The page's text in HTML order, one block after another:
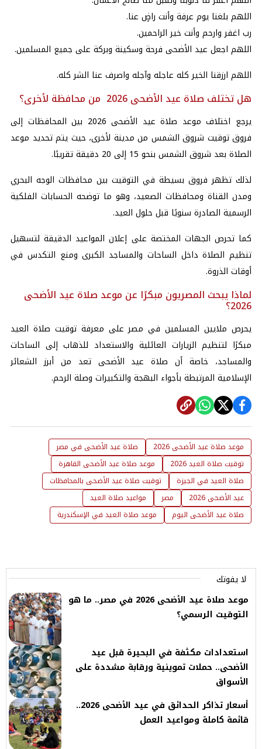
اللهم بلغنا يوم عرفة وأنت راضٍ عنا.
رب اغفر وارحم وأنت خير الراحمين.
اللهم اجعل عيد الأضحى فرحة وسكينة وبركة على جميع المسلمين.
اللهم ارزقنا الخير كله عاجله وآجله واصرف عنا الشر كله.
هل تختلف صلاة عيد الأضحى 2026 من محافظة لأخرى؟
يرجع اختلاف موعد صلاة عيد الأضحى 2026 بين المحافظات إلى
فروق توقيت شروق الشمس من مدينة لأخرى، حيث يتم تحديد موعد
الصلاة بعد شروق الشمس بنحو 15 إلى 20 دقيقة تقريبًا.
لذلك تظهر فروق بسيطة في التوقيت بين محافظات الوجه البحري
ومدن القناة ومحافظات الصعيد، وهو ما توضحه الحسابات الفلكية
الرسمية الصادرة سنويًا قبل حلول العيد.
كما تحرص الجهات المختصة على إعلان المواعيد الدقيقة لتسهيل
تنظيم الصلاة داخل الساحات والمساجد الكبرى ومنع التكدس في
أوقات الذروة.
لماذا يبحث المصريون مبكرًا عن موعد صلاة عيد الأضحى
2026؟
يحرص ملايين المسلمين في مصر على معرفة توقيت صلاة العيد
مبكرًا لتنظيم الزيارات العائلية والاستعداد للذهاب إلى الساحات
والمساجد، خاصة أن صلاة عيد الأضحى تعد من أبرز الشعائر
الإسلامية المرتبطة بأجواء البهجة والتكبيرات وصلة الرحم.
موعد صلاة عيد الأضحى 2026
صلاة عيد الأضحى في مصر
توقيت صلاة العيد 2026
موعد صلاة عيد الأضحى القاهرة
صلاة العيد في الجيزة
توقيت صلاة عيد الأضحى بالمحافظات
عيد الأضحى 2026
مصر
مواعيد صلاة العيد
صلاة عيد الأضحى اليوم
موعد صلاة العيد في الإسكندرية
لا يفوتك
موعد صلاة عيد الأضحى 2026 في مصر.. ما هو
التوقيت الرسمي؟
استعدادات مكثفة في البحيرة قبل عيد
الأضحى.. حملات تموينية ورقابة مشددة على
الأسواق
أسعار تذاكر الحدائق في عيد الأضحى 2026..
قائمة كاملة ومواعيد العمل